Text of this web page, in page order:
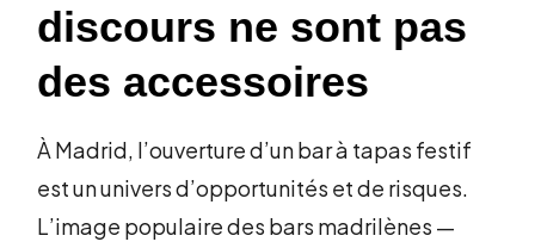
discours ne sont pas
des accessoires
À Madrid, l’ouverture d’un bar à tapas festif
est un univers d’opportunités et de risques.
L’image populaire des bars madrilènes —